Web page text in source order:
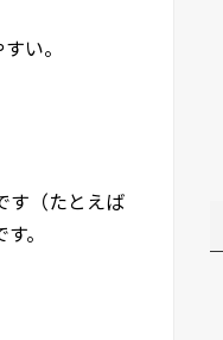
い。
す（たとえば
。